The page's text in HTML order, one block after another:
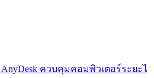
ควบคุมคอมพิวเตอร์ระยะไ